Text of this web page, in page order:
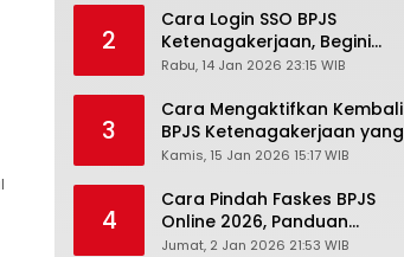
2
Cara Login SSO BPJS
Ketenagakerjaan, Begini
Tutorial Lengkap dan
Rabu, 14 Jan 2026 23:15 WIB
3
Cara Mengaktifkan Kembali
BPJS Ketenagakerjaan yang
Nonaktif, Begini Panduan
Kamis, 15 Jan 2026 15:17 WIB
4
Cara Pindah Faskes BPJS
Online 2026, Panduan
Lengkap via Mobile JKN,
Jumat, 2 Jan 2026 21:53 WIB